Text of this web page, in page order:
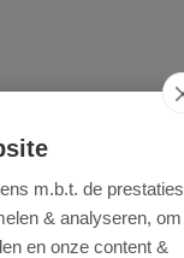
m.b.t. de prestaties
& analyseren, om
en onze content &